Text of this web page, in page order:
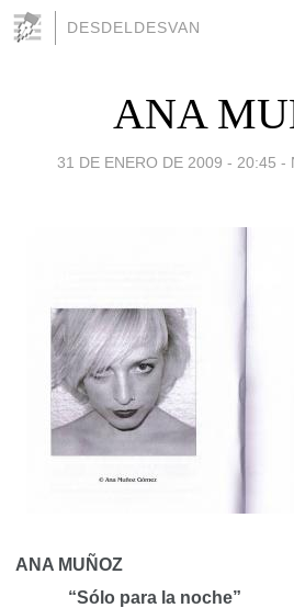
DESDELDESVAN
ANA
31 DE ENERO DE 2009 - 20:45 -
ANA MUÑOZ
“Sólo para la noche”